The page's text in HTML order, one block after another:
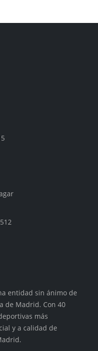
entidad sin ánimo de
de Madrid. Con 40
más
y a calidad de